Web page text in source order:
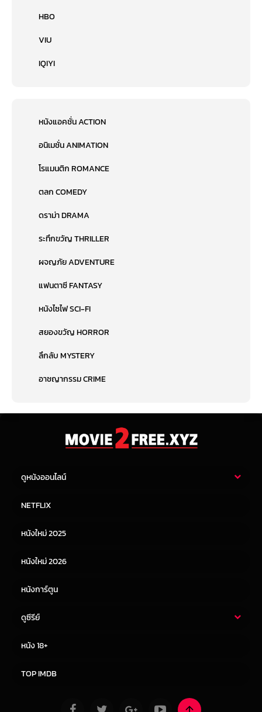
HBO
VIU
IQIYI
หนังแอคชั่น ACTION
อนิเมชั่น ANIMATION
โรแมนติก ROMANCE
ตลก COMEDY
ดราม่า DRAMA
ระทึกขวัญ THRILLER
ผจญภัย ADVENTURE
แฟนตาซี FANTASY
หนังไซไฟ SCI-FI
สยองขวัญ HORROR
ลึกลับ MYSTERY
อาชญากรรม CRIME
ดูหนังออนไลน์
หนังจีน
NETFLIX
หนังใหม่ 2025
หนังใหม่ 2026
หนังการ์ตูน
ดูซีรีย์
หนัง 18+
TOP IMDB